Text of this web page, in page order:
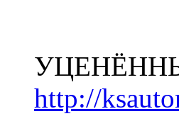
http://